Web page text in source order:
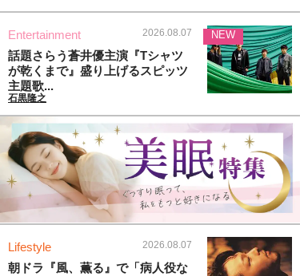
Entertainment 2026.08.07
話題さらう蒼井優主演『Tシャツ
が乾くまで』盛り上げるスピッツ
主題歌...
石黒隆之
NEW
Lifestyle 2026.08.07
朝ドラ『風、薫る』で「病人役な